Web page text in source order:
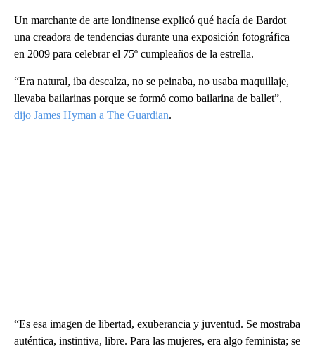
Un marchante de arte londinense explicó qué hacía de Bardot
una creadora de tendencias durante una exposición fotográfica
en 2009 para celebrar el 75º cumpleaños de la estrella.
“Era natural, iba descalza, no se peinaba, no usaba maquillaje,
llevaba bailarinas porque se formó como bailarina de ballet”,
dijo James Hyman a The Guardian.
“Es esa imagen de libertad, exuberancia y juventud. Se mostraba
auténtica, instintiva, libre. Para las mujeres, era algo feminista; se